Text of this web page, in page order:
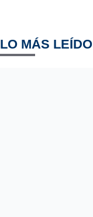
LO MÁS LEÍDO